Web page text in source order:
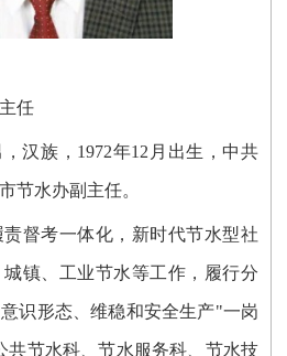
任
，汉族，1972年12月出生，中共
市节水办副主任。
责督考一体化 ，新时代节水型社
城镇、工业节水等工作，履行分
识形态、维稳和安全生产"一岗
共节水科 、节水服务科、节水技